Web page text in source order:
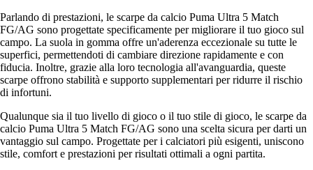
Parlando di prestazioni, le scarpe da calcio Puma Ultra 5 Match
FG/AG sono progettate specificamente per migliorare il tuo gioco sul
campo. La suola in gomma offre un'aderenza eccezionale su tutte le
superfici, permettendoti di cambiare direzione rapidamente e con
fiducia. Inoltre, grazie alla loro tecnologia all'avanguardia, queste
scarpe offrono stabilità e supporto supplementari per ridurre il rischio
di infortuni.
Qualunque sia il tuo livello di gioco o il tuo stile di gioco, le scarpe da
calcio Puma Ultra 5 Match FG/AG sono una scelta sicura per darti un
vantaggio sul campo. Progettate per i calciatori più esigenti, uniscono
stile, comfort e prestazioni per risultati ottimali a ogni partita.